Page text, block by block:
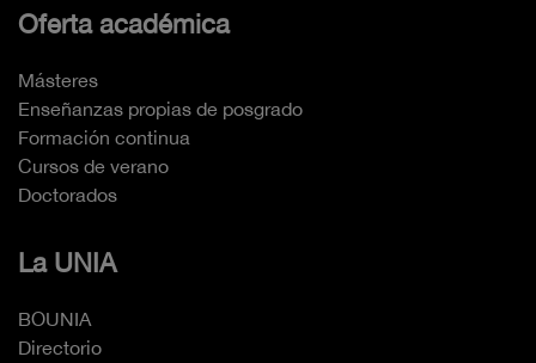
Oferta académica
Másteres
Enseñanzas propias de posgrado
Formación continua
Cursos de verano
Doctorados
La UNIA
BOUNIA
Directorio